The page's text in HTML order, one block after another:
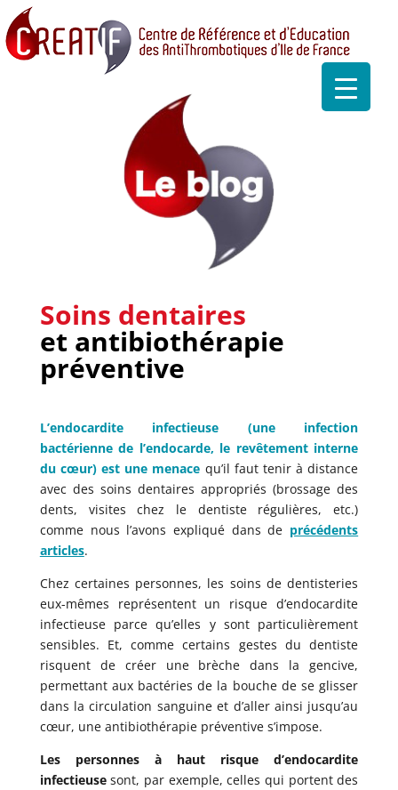
Soins dentaires
et antibiothérapie
préventive
L’endocardite infectieuse (une infection
bactérienne de l’endocarde, le revêtement interne
du cœur) est une menace qu’il faut tenir à distance
avec des soins dentaires appropriés (brossage des
dents, visites chez le dentiste régulières, etc.)
comme nous l’avons expliqué dans de précédents
articles.
Chez certaines personnes, les soins de dentisteries
eux-mêmes représentent un risque d’endocardite
infectieuse parce qu’elles y sont particulièrement
sensibles. Et, comme certains gestes du dentiste
risquent de créer une brèche dans la gencive,
permettant aux bactéries de la bouche de se glisser
dans la circulation sanguine et d’aller ainsi jusqu’au
cœur, une antibiothérapie préventive s’impose.
Les personnes à haut risque d’endocardite
infectieusesont, par exemple, celles qui portent des